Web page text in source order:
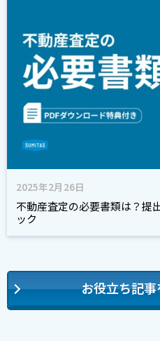
2025年2月26日
不動産査定の必要書類は？提
ック
お役立ち記